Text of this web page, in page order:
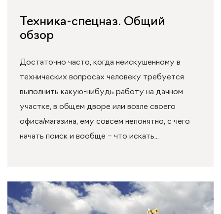
Техника-спецназ. Общий
обзор
Достаточно часто, когда неискушенному в
технических вопросах человеку требуется
выполнить какую-нибудь работу на дачном
участке, в общем дворе или возле своего
офиса/магазина, ему совсем непонятно, с чего
начать поиск и вообще – что искать...